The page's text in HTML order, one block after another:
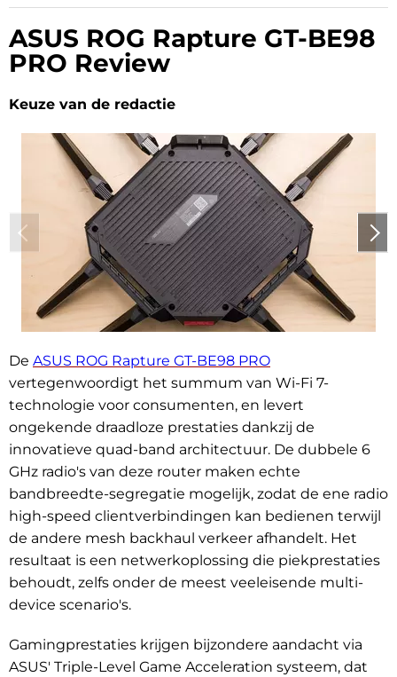
ASUS ROG Rapture GT-BE98
PRO Review
Keuze van de redactie
De ASUS ROG Rapture GT-BE98 PRO
vertegenwoordigt het summum van Wi-Fi 7-
technologie voor consumenten, en levert
ongekende draadloze prestaties dankzij de
innovatieve quad-band architectuur. De dubbele 6
GHz radio's van deze router maken echte
bandbreedte-segregatie mogelijk, zodat de ene radio
high-speed clientverbindingen kan bedienen terwijl
de andere mesh backhaul verkeer afhandelt. Het
resultaat is een netwerkoplossing die piekprestaties
behoudt, zelfs onder de meest veeleisende multi-
device scenario's.
Gamingprestaties krijgen bijzondere aandacht via
ASUS' Triple-Level Game Acceleration systeem, dat